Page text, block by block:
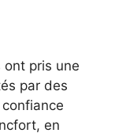
ont pris une
par des
en